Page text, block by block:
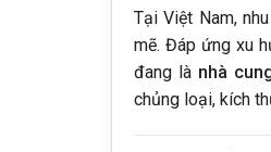
Tại Việt Nam,
mẽ. Đáp ứng xu
đang là nhà
chủng loại, kích